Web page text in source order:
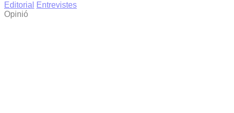
Editorial
Entrevistes
Opinió